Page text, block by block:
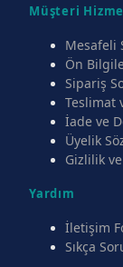
Müşteri
Mesafeli
Ön
Sipariş
Teslimat
İade ve
Üyelik
Gizlilik
Yardım
İletişim
Sıkça